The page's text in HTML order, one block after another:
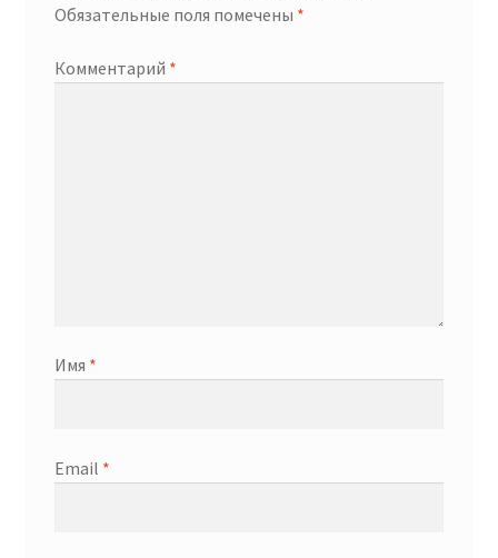
Обязательные поля помечены *
Комментарий *
Имя *
Email *